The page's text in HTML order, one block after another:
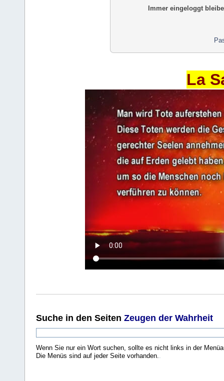
Immer eingeloggt
La
Suche in den Seiten Zeugen der Wahrheit
Wenn Sie nur ein Wort suchen, sollte es nicht links in der
Die Menüs sind auf jeder Seite vorhanden..